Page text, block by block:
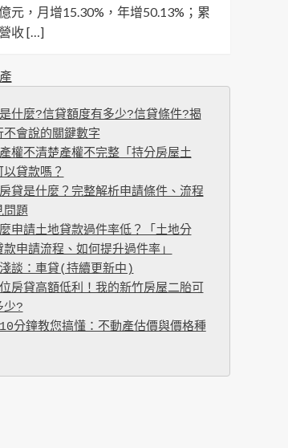
元，月增15.30%，年增50.13%；累
收 […]
什麼?信貸額度有多少?信貸條件?揭
不會說的關鍵數字
權不清楚產權不完整「持分房屋土
以貸款嗎？
貸是什麼？完整解析申請條件、流程
問題
申請土地貸款過件率低？「土地分
申請流程、如何提升過件率」
談：車貸(持續更新中)
房貸高額低利！我的新竹房屋二胎可
少?
分鐘教您搞懂：不動產估價與價格種